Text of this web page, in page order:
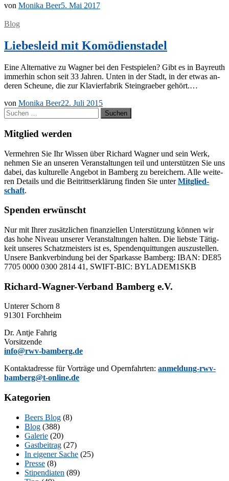
von Monika Beer5. Mai 2017
Blog
Liebesleid mit Komödienstadel
Eine Al­ter­na­ti­ve zu Wag­ner bei den Fest­spie­len? Gibt es in Bay­reuth
im­mer­hin schon seit 33 Jah­ren. Un­ten in der Stadt, in der et­was an­
de­ren Scheu­ne, die zur Kla­vier­fa­brik Stein­grae­ber gehört.…
von Monika Beer22. Juli 2015
Suchen
nach:
Mitglied werden
Ver­meh­ren Sie Ihr Wis­sen über Ri­chard Wag­ner und sein Werk,
neh­men Sie an un­se­ren Ver­an­stal­tun­gen teil und un­ter­stüt­zen Sie uns
da­bei, das kul­tu­rel­le An­ge­bot in Bam­berg zu be­rei­chern. Alle wei­te­
ren De­tails und die Bei­tritts­er­klä­rung fin­den Sie un­terMit­glied­
schaft.
Spenden erwünscht
Nur mit Ih­rer zu­sätz­li­chen fi­nan­zi­el­len Un­ter­stüt­zung kön­nen wir
das hohe Ni­veau un­se­rer Ver­an­stal­tun­gen hal­ten. Die liebs­te Tä­tig­
keit un­se­res Schatz­meis­ters ist es, Spen­den­quit­tun­gen aus­zu­stel­len.
Un­se­re Bank­ver­bin­dung bei der Spar­kas­se Bam­berg: IBAN: DE85
7705 0000 0300 2814 41, SWIFT-BIC: BYLADEM1SKB
Richard-Wagner-Verband Bamberg e.V.
Un­te­rer Schorn 8
91301 Forchheim
Dr. Ant­je Fahrig
Vorsitzende
info@rwv-bamberg.de
Kon­takt­adres­se für Vor­trä­ge und Opern­fahr­ten: anmeldung-rwv-
bamberg@t-online.de
Kategorien
Beers Blog (8)
Blog (388)
Galerie (20)
Gastbeitrag (27)
In eigener Sache (25)
Presse (8)
Stipendiaten (89)